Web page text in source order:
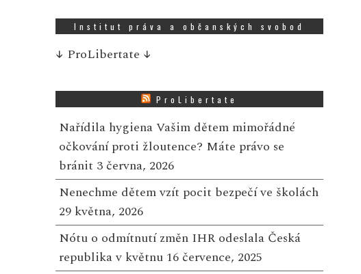
Institut práva a občanských svobod
↓ ProLibertate ↓
ProLibertate
Nařídila hygiena Vašim dětem mimořádné
očkování proti žloutence? Máte právo se
bránit 3 června, 2026
Nenechme dětem vzít pocit bezpečí ve školách
29 května, 2026
Nótu o odmítnutí změn IHR odeslala Česká
republika v květnu 16 července, 2025